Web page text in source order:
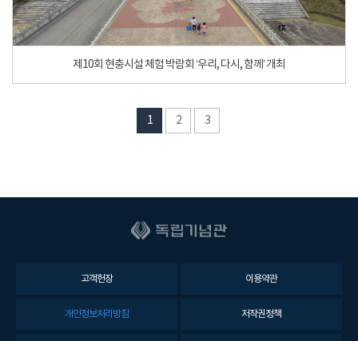
제10회 현충시설 체험 박람회 ‘우리, 다시, 함께’ 개최
1 2 3
고객헌장 이용약관
개인정보처리방침 저작권정책